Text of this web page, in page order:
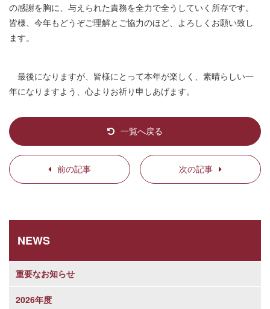
の感謝を胸に、与えられた責務を全力で全うしていく所存です。
皆様、今年もどうぞご理解とご協力のほど、よろしくお願い致し
ます。
最後になりますが、皆様にとって本年が楽しく、素晴らしい一
年になりますよう、心よりお祈り申しあげます。
前の記事
一覧へ戻る
次の記事
NEWS
重要なお知らせ
2026年度